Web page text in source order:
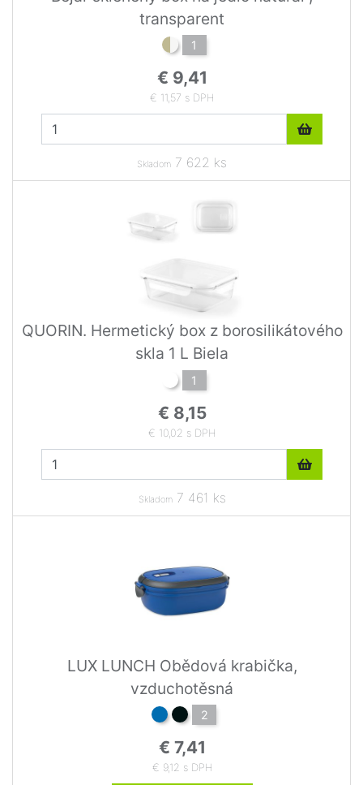
transparent
1
€ 9,41
€ 11,57 s DPH
Skladom 7 622 ks
QUORIN. Hermetický box z borosilikátového
skla 1 L Biela
1
€ 8,15
€ 10,02 s DPH
Skladom7 461 ks
LUX LUNCH Obědová krabička,
vzduchotěsná
2
€ 7,41
€ 9,12 s DPH